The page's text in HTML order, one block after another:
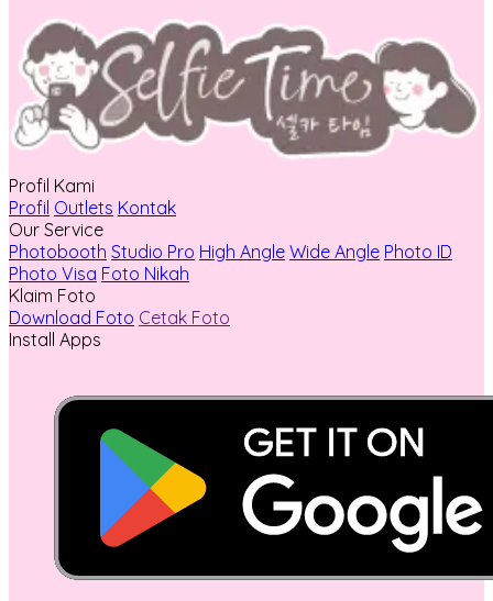
Profil Kami
Profil Outlets Kontak
Our Service
Photobooth Studio Pro High Angle Wide Angle Photo ID
Photo Visa Foto Nikah
Klaim Foto
Download Foto Cetak Foto
Install Apps